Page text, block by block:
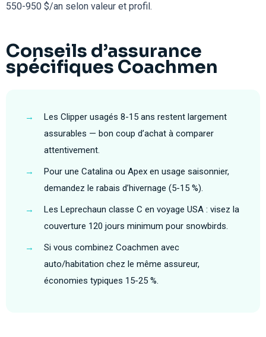
550-950 $/an selon valeur et profil.
Conseils d’assurance
spécifiques Coachmen
→
Les Clipper usagés 8-15 ans restent largement
assurables — bon coup d’achat à comparer
attentivement.
→
Pour une Catalina ou Apex en usage saisonnier,
demandez le rabais d’hivernage (5-15 %).
→
Les Leprechaun classe C en voyage USA : visez la
couverture 120 jours minimum pour snowbirds.
→
Si vous combinez Coachmen avec
auto/habitation chez le même assureur,
économies typiques 15-25 %.